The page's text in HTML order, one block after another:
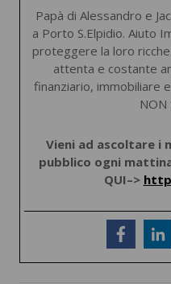
Papà di Alessandro e
a Porto S.Elpidio. Aiuto
proteggere la loro
attenta e costante
finanziario, immobiliare
NON
Vieni ad ascoltare i
pubblico ogni
QUI–>